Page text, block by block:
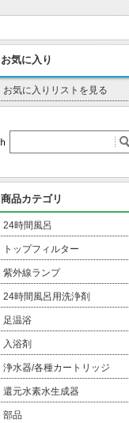
お気に入り
お気に入りリストを見る
商品カテゴリ
24時間風呂
トップフィルター
紫外線ランプ
24時間風呂用洗浄剤
足温浴
入浴剤
浄水器/各種カートリッジ
還元水素水生成器
部品